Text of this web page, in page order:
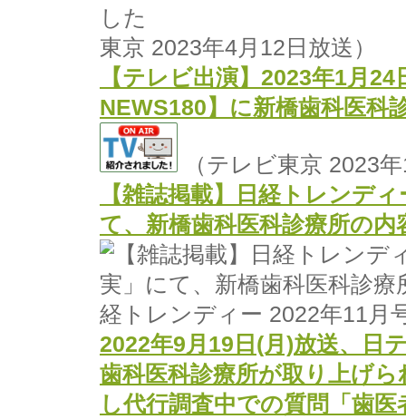
東京 2023年4月12日放送）
【テレビ出演】2023年1月
NEWS180】に新橋歯科医科
（テレビ東京 2023
【雑誌掲載】日経トレンデ
て、新橋歯科医科診療所の
経トレンディー 2022年11月
2022年9月19日(月)放送、日
歯科医科診療所が取り上げ
し代行調査中での質問「歯